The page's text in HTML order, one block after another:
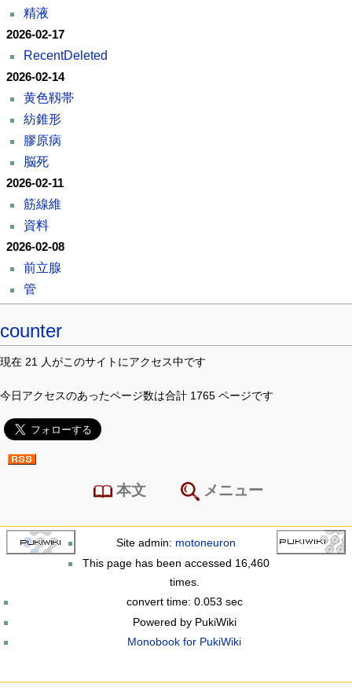
精液
2026-02-17
RecentDeleted
2026-02-14
黄色靱帯
紡錐形
膠原病
脳死
2026-02-11
筋線維
資料
2026-02-08
前立腺
管
counter
現在 21 人がこのサイトにアクセス中です
今日アクセスのあったページ数は合計 1765 ページです
本文 メニュー
Site admin: motoneuron
This page has been accessed 16,460
times.
convert time: 0.053 sec
Powered by PukiWiki
Monobook for PukiWiki